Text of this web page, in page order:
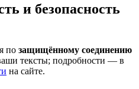
и безопасность
по защищённому соединению
тексты; подробности — в
на сайте.